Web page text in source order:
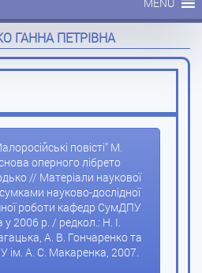
MENU
ГАННА ПЕТРІВНА
повісті" М.
оперного лібрето
// Матеріали наукової
науково-дослідної
роботи кафедр СумДПУ
2006 р. / редкол.: Н. І.
А. В. Гончаренко та
ім. А. С. Макаренка, 2007.